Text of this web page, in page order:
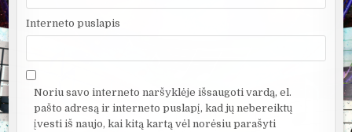
Interneto puslapis
Noriu savo interneto naršyklėje išsaugoti vardą, el.
pašto adresą ir interneto puslapį, kad jų nebereiktų
įvesti iš naujo, kai kitą kartą vėl norėsiu parašyti